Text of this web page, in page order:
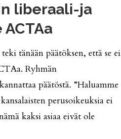
liberaali-ja
tänään päätöksen, että se ei
Ryhmän
päätöstä. ”Haluamme
perusoikeuksia ei
kaksi asiaa eivät ole